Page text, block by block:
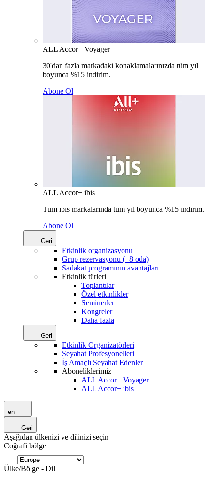
ALL Accor+ Voyager
30'dan fazla markadaki konaklamalarınızda tüm yıl
boyunca %15 indirim.
Abone Ol
ALL Accor+ ibis
Tüm ibis markalarında tüm yıl boyunca %15 indirim.
Abone Ol
Geri
Etkinlik organizasyonu
Grup rezervasyonu (+8 oda)
Sadakat programının avantajları
Etkinlik türleri
Toplantılar
Özel etkinlikler
Seminerler
Kongreler
Daha fazla
Geri
Etkinlik Organizatörleri
Seyahat Profesyonelleri
İş Amaçlı Seyahat Edenler
Aboneliklerimiz
ALL Accor+ Voyager
ALL Accor+ ibis
en
Geri
Aşağıdan ülkenizi ve dilinizi seçin
Coğrafi bölge
Ülke/Bölge - Dil